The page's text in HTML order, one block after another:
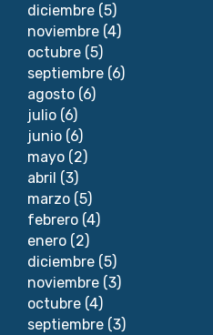
diciembre (5)
noviembre (4)
octubre (5)
septiembre (6)
agosto (6)
julio (6)
junio (6)
mayo (2)
abril (3)
marzo (5)
febrero (4)
enero (2)
diciembre (5)
noviembre (3)
octubre (4)
septiembre (3)